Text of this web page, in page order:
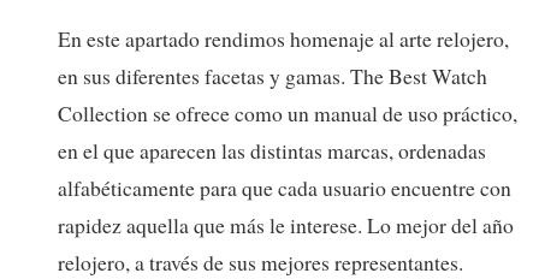
En este apartado rendimos homenaje al arte relojero,
en sus diferentes facetas y gamas. The Best Watch
Collection se ofrece como un manual de uso práctico,
en el que aparecen las distintas marcas, ordenadas
alfabéticamente para que cada usuario encuentre con
rapidez aquella que más le interese. Lo mejor del año
relojero, a través de sus mejores representantes.